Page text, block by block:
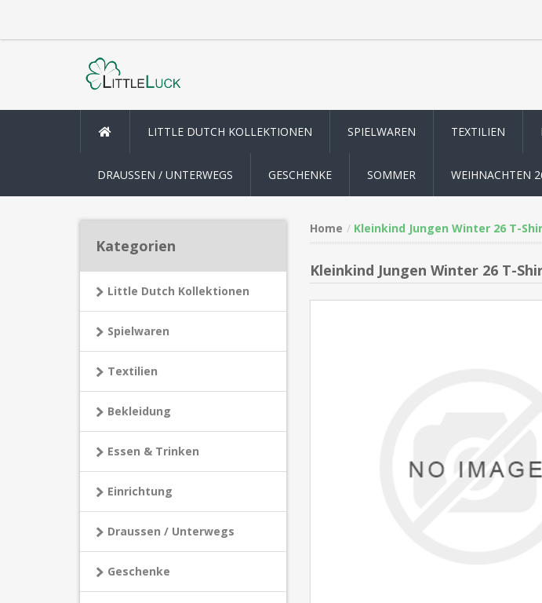
LITTLE DUTCH KOLLEKTIONEN SPIELWAREN TEXTILIEN
DRAUSSEN / UNTERWEGS GESCHENKE SOMMER WEIHNACHTEN
Kategorien
Little Dutch Kollektionen
Spielwaren
Textilien
Bekleidung
Essen & Trinken
Einrichtung
Draussen / Unterwegs
Geschenke
Home Kleinkind Jungen Winter 26 T-
Kleinkind Jungen Winter 26 T-